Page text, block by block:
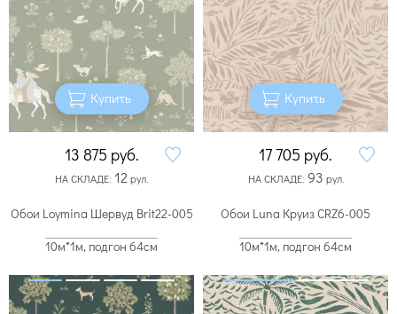
Купить
13 875 руб.
НА СКЛАДЕ: 12 рул.
Купить
17 705 руб.
НА СКЛАДЕ: 93 рул.
Обои Loymina Шервуд Brit22-005
10м*1м, подгон 64см
Обои Luna Круиз CRZ6-005
10м*1м, подгон 64см